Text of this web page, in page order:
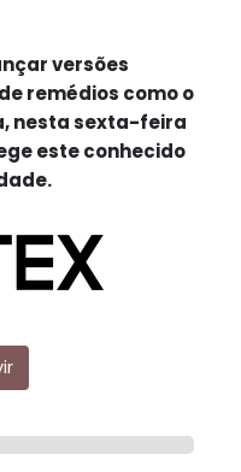
versões
remédios como o
nesta sexta-feira
este conhecido